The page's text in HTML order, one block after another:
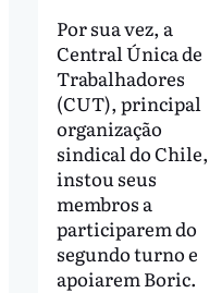
Por sua vez, a
Central Única de
Trabalhadores
(CUT), principal
organização
sindical do Chile,
instou seus
membros a
participarem do
segundo turno e
apoiarem Boric.